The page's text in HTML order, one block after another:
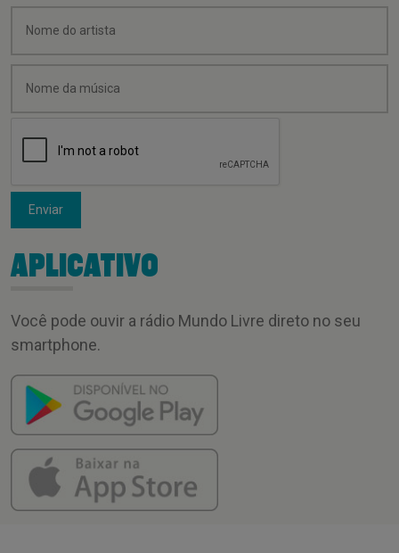
Enviar
APLICATIVO
Você pode ouvir a rádio Mundo Livre direto no seu
smartphone.